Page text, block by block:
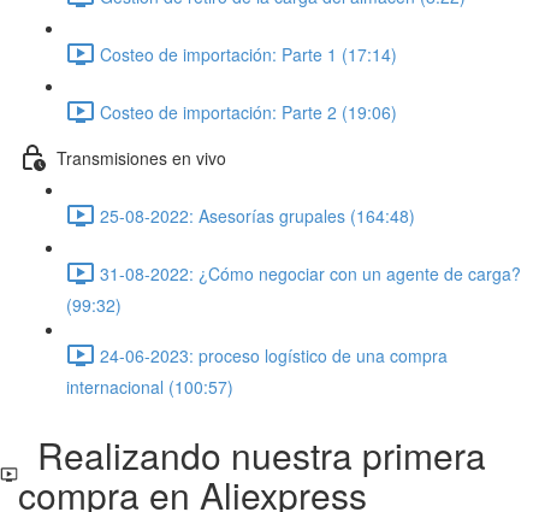
Costeo de importación: Parte 1 (17:14)
Costeo de importación: Parte 2 (19:06)
Transmisiones en vivo
25-08-2022: Asesorías grupales (164:48)
31-08-2022: ¿Cómo negociar con un agente de carga?
(99:32)
24-06-2023: proceso logístico de una compra
internacional (100:57)
Realizando nuestra primera
compra en Aliexpress